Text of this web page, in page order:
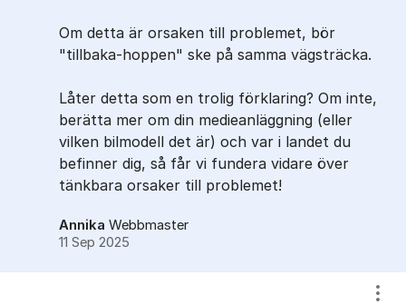
Om detta är orsaken till problemet, bör
"tillbaka-hoppen" ske på samma vägsträcka.
Låter detta som en trolig förklaring? Om inte,
berätta mer om din medieanläggning (eller
vilken bilmodell det är) och var i landet du
befinner dig, så får vi fundera vidare över
tänkbara orsaker till problemet!
Annika Webbmaster
11 Sep 2025